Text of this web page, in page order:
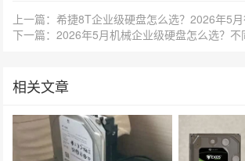
上一篇：希捷8T企业级硬盘怎么选？2026年5
相关文章